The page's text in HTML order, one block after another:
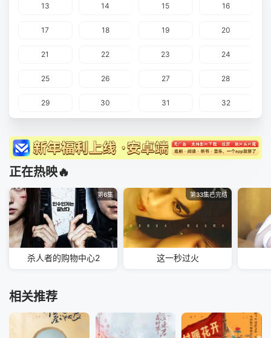
13 14 15 16
17 18 19 20
21 22 23 24
25 26 27 28
29 30 31 32
正在热映🔥
第6集
杀人者的购物中心2
第33集已完结
这一秒过火
相关推荐